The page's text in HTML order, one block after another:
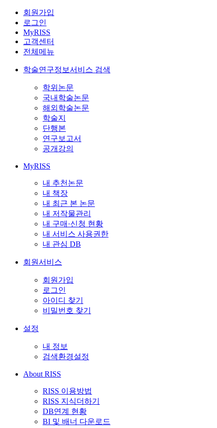
회원가입
로그인
MyRISS
고객센터
전체메뉴
학술연구정보서비스 검색
학위논문
국내학술논문
해외학술논문
학술지
단행본
연구보고서
공개강의
MyRISS
내 추천논문
내 책장
내 최근 본 논문
내 저작물관리
내 구매·신청 현황
내 서비스 사용권한
내 관심 DB
회원서비스
회원가입
로그인
아이디 찾기
비밀번호 찾기
설정
내 정보
검색환경설정
About RISS
RISS 이용방법
RISS 지식더하기
DB연계 현황
BI 및 배너 다운로드